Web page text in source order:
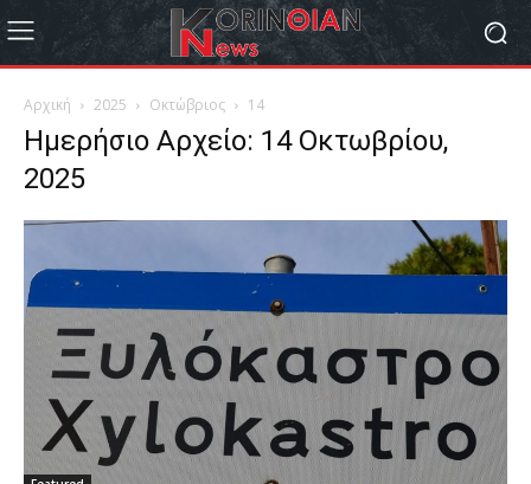
Αρχική 2025 Οκτώβριος 14
Ημερήσιο Αρχείο: 14 Οκτωβρίου,
2025